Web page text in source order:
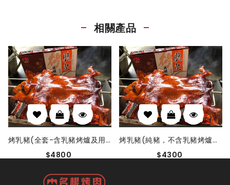
相關產品
烤乳豬(全套-含乳豬烤爐及用具)
$4800
烤乳豬(純豬，不含乳豬烤爐及用具)
$4300